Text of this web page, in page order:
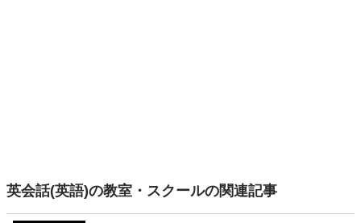
英会話(英語)の教室・スクールの関連記事